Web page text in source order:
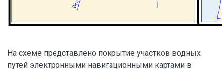
На схеме представлено покрытие участков водных
путей электронными навигационными картами в